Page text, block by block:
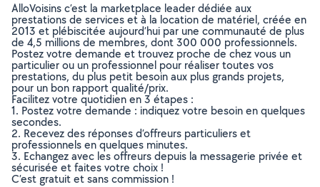
AlloVoisins c’est la marketplace leader dédiée aux
prestations de services et à la location de matériel, créée en
2013 et plébiscitée aujourd’hui par une communauté de plus
de 4,5 millions de membres, dont 300 000 professionnels.
Postez votre demande et trouvez proche de chez vous un
particulier ou un professionnel pour réaliser toutes vos
prestations, du plus petit besoin aux plus grands projets,
pour un bon rapport qualité/prix.
Facilitez votre quotidien en 3 étapes :
1. Postez votre demande : indiquez votre besoin en quelques
secondes.
2. Recevez des réponses d’offreurs particuliers et
professionnels en quelques minutes.
3. Echangez avec les offreurs depuis la messagerie privée et
sécurisée et faites votre choix !
C’est gratuit et sans commission !